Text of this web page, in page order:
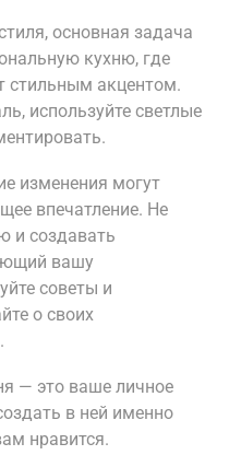
основная задача
кухню, где
стильным акцентом.
используйте светлые
изменения могут
впечатление. Не
и создавать
вашу
советы и
о своих
— это ваше личное
в ней именно
нравится.